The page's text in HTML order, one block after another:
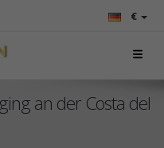
€
an der Costa del